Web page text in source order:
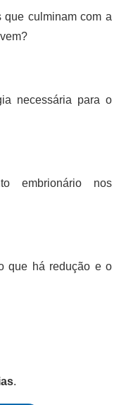
culminam com a
necessária para o
embrionário nos
que há redução e o
.